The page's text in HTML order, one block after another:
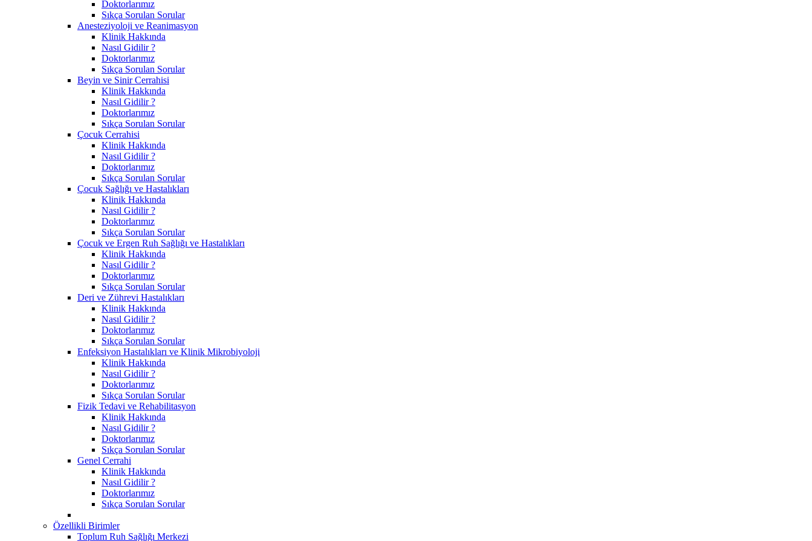
Doktorlarımız
Sıkça Sorulan Sorular
Anesteziyoloji ve Reanimasyon
Klinik Hakkında
Nasıl Gidilir ?
Doktorlarımız
Sıkça Sorulan Sorular
Beyin ve Sinir Cerrahisi
Klinik Hakkında
Nasıl Gidilir ?
Doktorlarımız
Sıkça Sorulan Sorular
Çocuk Cerrahisi
Klinik Hakkında
Nasıl Gidilir ?
Doktorlarımız
Sıkça Sorulan Sorular
Çocuk Sağlığı ve Hastalıkları
Klinik Hakkında
Nasıl Gidilir ?
Doktorlarımız
Sıkça Sorulan Sorular
Çocuk ve Ergen Ruh Sağlığı ve Hastalıkları
Klinik Hakkında
Nasıl Gidilir ?
Doktorlarımız
Sıkça Sorulan Sorular
Deri ve Zührevi Hastalıkları
Klinik Hakkında
Nasıl Gidilir ?
Doktorlarımız
Sıkça Sorulan Sorular
Enfeksiyon Hastalıkları ve Klinik Mikrobiyoloji
Klinik Hakkında
Nasıl Gidilir ?
Doktorlarımız
Sıkça Sorulan Sorular
Fizik Tedavi ve Rehabilitasyon
Klinik Hakkında
Nasıl Gidilir ?
Doktorlarımız
Sıkça Sorulan Sorular
Genel Cerrahi
Klinik Hakkında
Nasıl Gidilir ?
Doktorlarımız
Sıkça Sorulan Sorular
Özellikli Birimler
Toplum Ruh Sağlığı Merkezi